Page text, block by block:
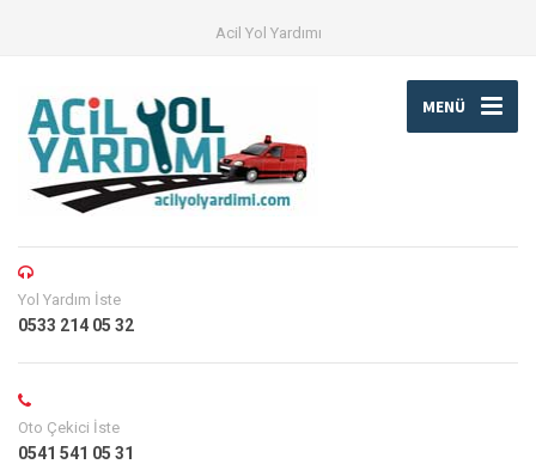
Acil Yol Yardımı
MENÜ
Yol Yardım İste
0533 214 05 32
Oto Çekici İste
0541 541 05 31